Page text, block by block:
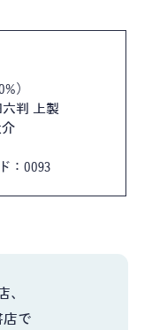
）
判 上製
：0093
、
店で